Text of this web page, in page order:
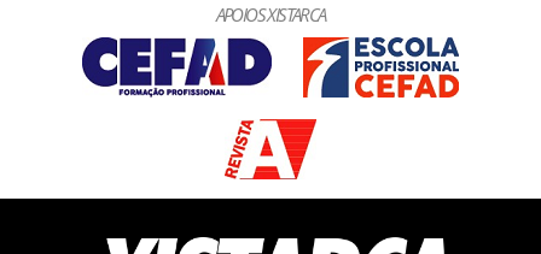
APOIOS XISTARCA